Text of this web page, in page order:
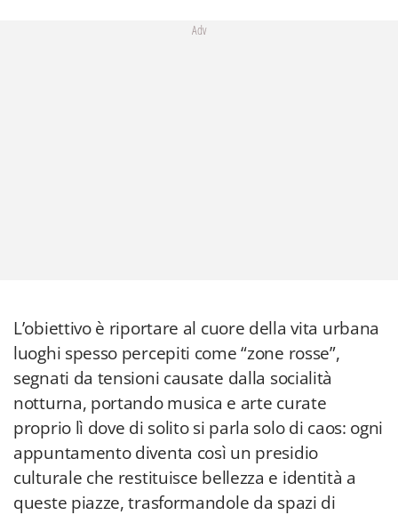
Adv
L’obiettivo è riportare al cuore della vita urbana
luoghi spesso percepiti come “zone rosse”,
segnati da tensioni causate dalla socialità
notturna, portando musica e arte curate
proprio lì dove di solito si parla solo di caos: ogni
appuntamento diventa così un presidio
culturale che restituisce bellezza e identità a
queste piazze, trasformandole da spazi di